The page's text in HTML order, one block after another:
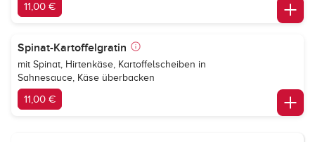
11,00 €
Spinat-Kartoffelgratin
mit Spinat, Hirtenkäse, Kartoffelscheiben in
Sahnesauce, Käse überbacken
11,00 €